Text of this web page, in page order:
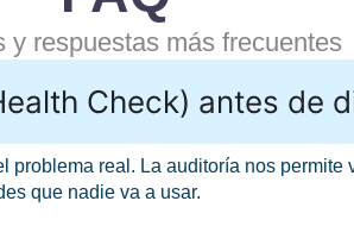
y respuestas más frecuentes
Check) antes de
real. La auditoría nos
que nadie va a usar.